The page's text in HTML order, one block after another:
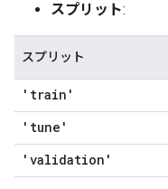
スプリット:
スプリット
'train'
'tune'
'validation'